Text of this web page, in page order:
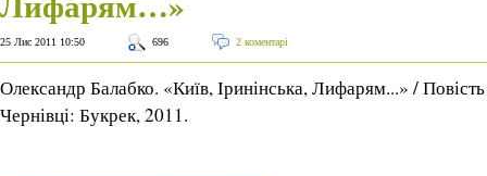
25 Лис 2011 10:50 696 2 коментарі
Олександр Балабко. «Київ, Іринінська, Лифарям...» /
Чернівці: Букрек, 2011.